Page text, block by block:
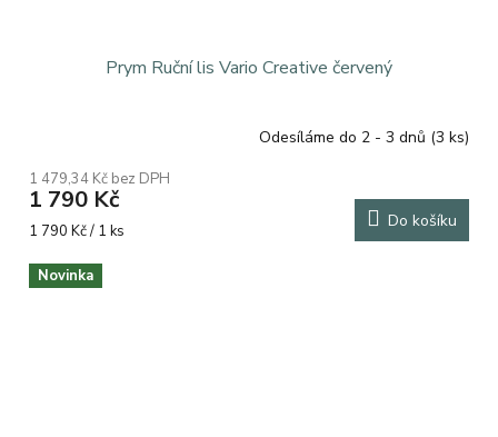
Prym Ruční lis Vario Creative červený
Odesíláme do 2 - 3 dnů (3 ks)
1 479,34 Kč bez DPH
1 790 Kč
Měrná
1 790 Kč / 1 ks Do košíku
Novinka